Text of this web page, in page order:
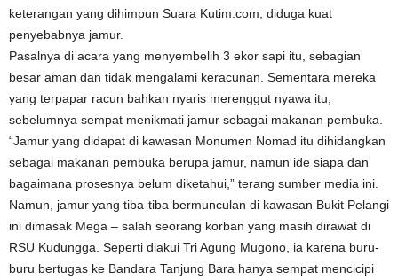
keterangan yang dihimpun Suara Kutim.com, diduga kuat
penyebabnya jamur.
Pasalnya di acara yang menyembelih 3 ekor sapi itu, sebagian
besar aman dan tidak mengalami keracunan. Sementara mereka
yang terpapar racun bahkan nyaris merenggut nyawa itu,
sebelumnya sempat menikmati jamur sebagai makanan pembuka.
“Jamur yang didapat di kawasan Monumen Nomad itu dihidangkan
sebagai makanan pembuka berupa jamur, namun ide siapa dan
bagaimana prosesnya belum diketahui,” terang sumber media ini.
Namun, jamur yang tiba-tiba bermunculan di kawasan Bukit Pelangi
ini dimasak Mega – salah seorang korban yang masih dirawat di
RSU Kudungga. Seperti diakui Tri Agung Mugono, ia karena buru-
buru bertugas ke Bandara Tanjung Bara hanya sempat mencicipi